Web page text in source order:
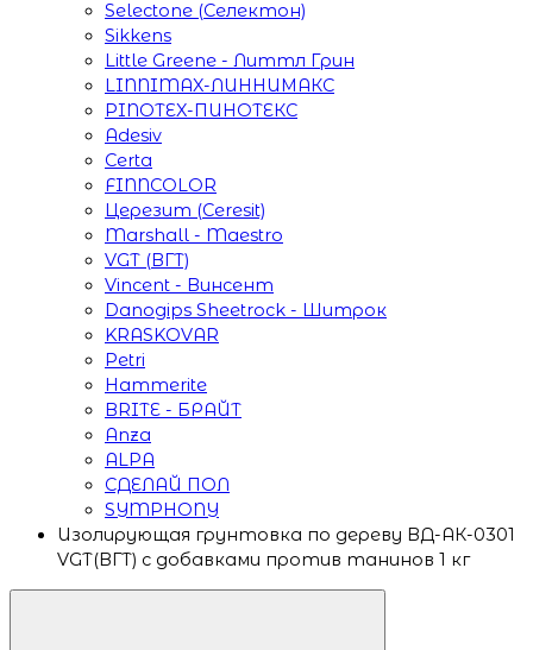
Selectone (Селектон)
Sikkens
Little Greene - Литтл Грин
LINNIMAX-ЛИННИМАКС
PINOTEX-ПИНОТЕКС
Adesiv
Certa
FINNCOLOR
Церезит (Ceresit)
Marshall - Maestro
VGT (ВГТ)
Vincent - Винсент
Danogips Sheetrock - Шитрок
KRASKOVAR
Petri
Hammerite
BRITE - БРАЙТ
Anza
ALPA
СДЕЛАЙ ПОЛ
SYMPHONY
Изолирующая грунтовка по дереву ВД-АК-0301
VGT(ВГТ) с добавками против танинов 1 кг